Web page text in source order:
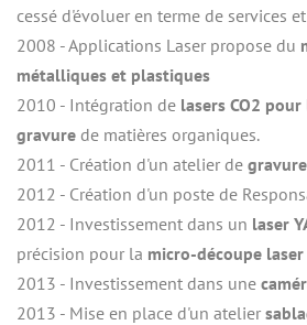
cessé d'évoluer en terme de services
2008 - Applications Laser propose du
métalliques et plastiques
2010 - Intégration de lasers CO2
gravure de matières organiques.
2011 - Création d'un atelier de
2012 - Création d'un poste de
2012 - Investissement dans un laser
précision pour la micro-découpe laser
2013 - Investissement dans une
2013 - Mise en place d'un atelier